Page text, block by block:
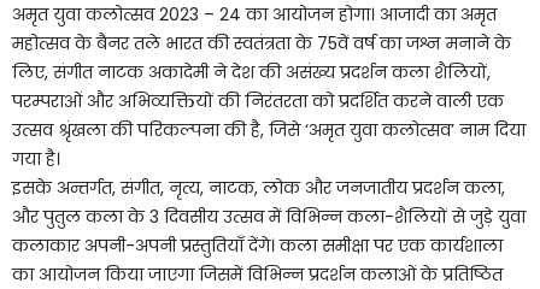
अमृत युवा कलोत्सव 2023 – 24 का आयोजन होगा। आजादी का अमृत
महोत्सव के बैनर तले भारत की स्वतंत्रता के 75वें वर्ष का जश्न मनाने के
लिए, संगीत नाटक अकादेमी ने देश की असंख्य प्रदर्शन कला शैलियों,
परम्पराओं और अभिव्यक्तियों की निरंतरता को प्रदर्शित करने वाली एक
उत्सव श्रृंखला की परिकल्पना की है, जिसे ‘अमृत युवा कलोत्सव’ नाम दिया
गया है।
इसके अन्तर्गत, संगीत, नृत्य, नाटक, लोक और जनजातीय प्रदर्शन कला,
और पुतुल कला के 3 दिवसीय उत्सव में विभिन्न कला-शैलियों से जुड़े युवा
कलाकार अपनी-अपनी प्रस्तुतियाँ देंगे। कला समीक्षा पर एक कार्यशाला
का आयोजन किया जाएगा जिसमें विभिन्न प्रदर्शन कलाओं के प्रतिष्ठित